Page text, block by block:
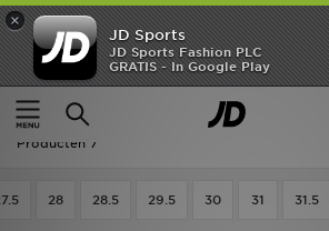
×
JD Sports
JD Sports Fashion PLC
GRATIS - In Google Play
Thuis
Kids Kinderschoenen (Maten 28-35)
Kids - Jordan Sportschoenen
Producten 7
28 28.5 29.5 30 31 31.5
Home
Offers
New In